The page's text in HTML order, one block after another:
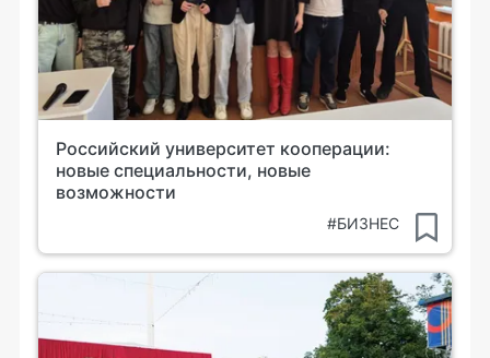
Российский университет кооперации:
новые специальности, новые
возможности
#БИЗНЕС